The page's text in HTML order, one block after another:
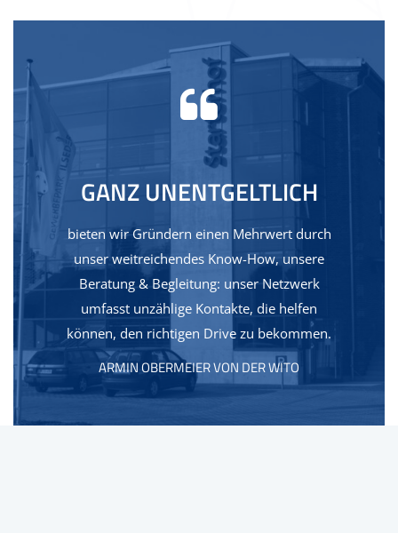
GANZ UNENTGELTLICH
bieten wir Gründern einen Mehrwert durch
unser weitreichendes Know-How, unsere
Beratung & Begleitung: unser Netzwerk
umfasst unzählige Kontakte, die helfen
können, den richtigen Drive zu bekommen.
ARMIN OBERMEIER VON DER WITO